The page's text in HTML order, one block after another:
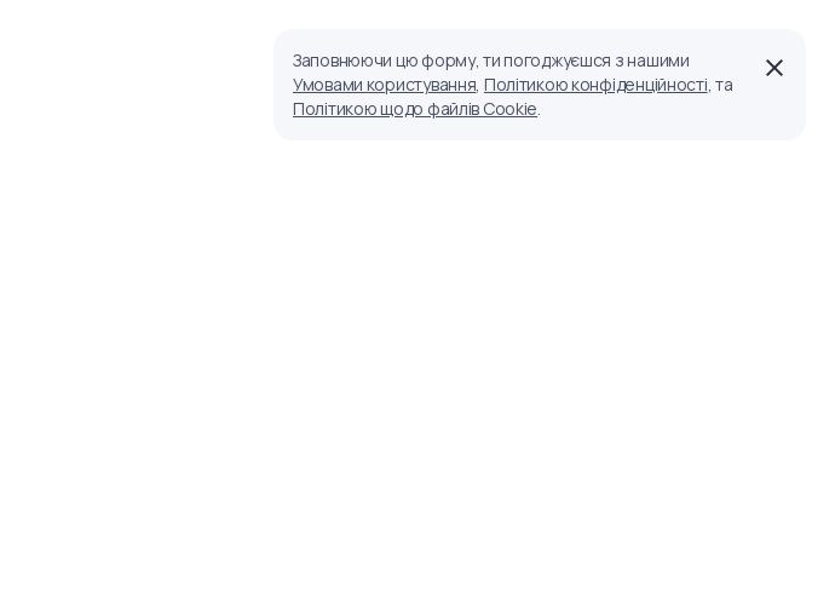
Заповнюючи цю форму, ти погоджуєшся з нашими
Умовами користування, Політикою конфіденційності, та
Політикою щодо файлів Cookie.